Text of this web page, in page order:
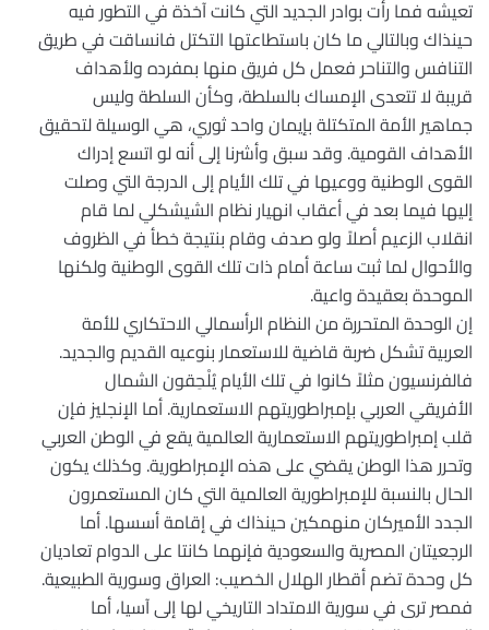
تعيشه فما رأت بوادر الجديد التي كانت آخذة في التطور فيه
حينذاك وبالتالي ما كان باستطاعتها التكتل فانساقت في طريق
التنافس والتناحر فعمل كل فريق منها بمفرده ولأهداف
قريبة لا تتعدى الإمساك بالسلطة، وكأن السلطة وليس
جماهير الأمة المتكتلة بإيمان واحد ثوري، هي الوسيلة لتحقيق
الأهداف القومية. وقد سبق وأشرنا إلى أنه لو اتسع إدراك
القوى الوطنية ووعيها في تلك الأيام إلى الدرجة التي وصلت
إليها فيما بعد في أعقاب انهيار نظام الشيشكلي لما قام
انقلاب الزعيم أصلاً ولو صدف وقام بنتيجة خطأ في الظروف
والأحوال لما ثبت ساعة أمام ذات تلك القوى الوطنية ولكنها
الموحدة بعقيدة واعية.
إن الوحدة المتحررة من النظام الرأسمالي الاحتكاري للأمة
العربية تشكل ضربة قاضية للاستعمار بنوعيه القديم والجديد.
فالفرنسيون مثلاً كانوا في تلك الأيام يُلْحِقون الشمال
الأفريقي العربي بإمبراطوريتهم الاستعمارية. أما الإنجليز فإن
قلب إمبراطوريتهم الاستعمارية العالمية يقع في الوطن العربي
وتحرر هذا الوطن يقضي على هذه الإمبراطورية. وكذلك يكون
الحال بالنسبة للإمبراطورية العالمية التي كان المستعمرون
الجدد الأميركان منهمكين حينذاك في إقامة أسسها. أما
الرجعيتان المصرية والسعودية فإنهما كانتا على الدوام تعاديان
كل وحدة تضم أقطار الهلال الخصيب: العراق وسورية الطبيعية.
فمصر ترى في سورية الامتداد التاريخي لها إلى آسيا، أما